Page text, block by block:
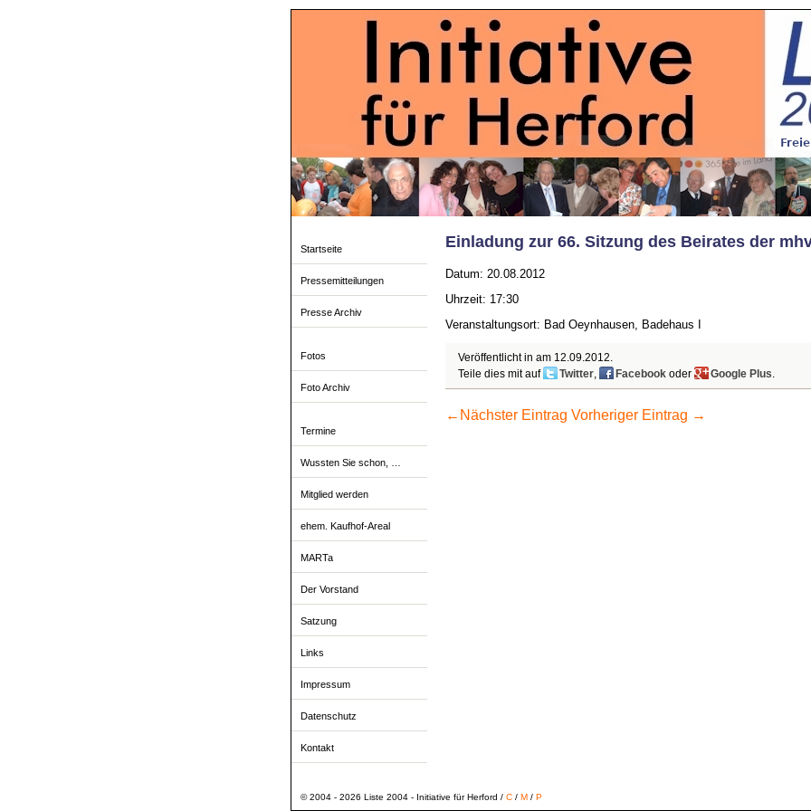
Startseite
Pressemitteilungen
Presse Archiv
Fotos
Foto Archiv
Termine
Wussten Sie schon, …
Mitglied werden
ehem. Kaufhof-Areal
MARTa
Der Vorstand
Satzung
Links
Impressum
Datenschutz
Kontakt
Einladung zur 66. Sitzung des Beirates der
Datum: 20.08.2012
Uhrzeit: 17:30
Veranstaltungsort: Bad Oeynhausen, Badehaus I
Veröffentlicht in am 12.09.2012
Teile dies mit auf
Twitter, Facebookoder Google Plus
← Nächster Eintrag Vorheriger Eintrag →
© 2004 - 2026 Liste 2004 - Initiative für Herford / C/ M/ P